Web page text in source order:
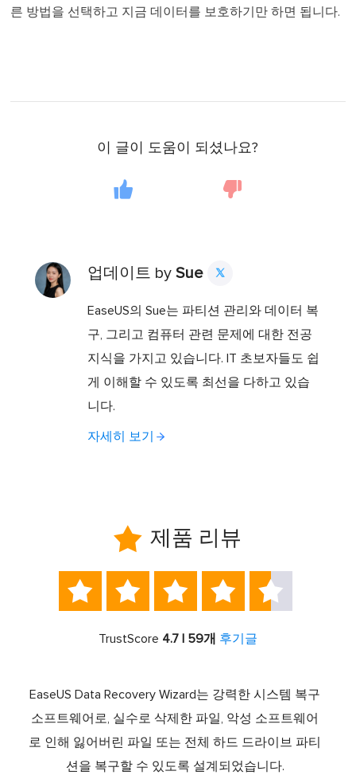
른 방법을 선택하고 지금 데이터를 보호하기만 하면 됩니다.
이 글이 도움이 되셨나요?
업데이트 bySue 
EaseUS의 Sue는 파티션 관리와 데이터 복
구, 그리고 컴퓨터 관련 문제에 대한 전공
지식을 가지고 있습니다. IT 초보자들도 쉽
게 이해할 수 있도록 최선을 다하고 있습
니다.
자세히 보기
 제품 리뷰
    
TrustScore 4.7 | 59개 후기글
EaseUS Data Recovery Wizard는 강력한 시스템 복구
소프트웨어로, 실수로 삭제한 파일, 악성 소프트웨어
로 인해 잃어버린 파일 또는 전체 하드 드라이브 파티
션을 복구할 수 있도록 설계되었습니다.